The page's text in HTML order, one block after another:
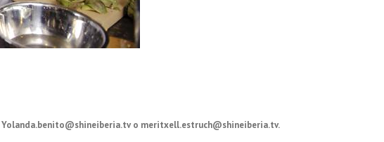
Yolanda.benito@shineiberia.tv o meritxell.estruch@shineiberia.tv.